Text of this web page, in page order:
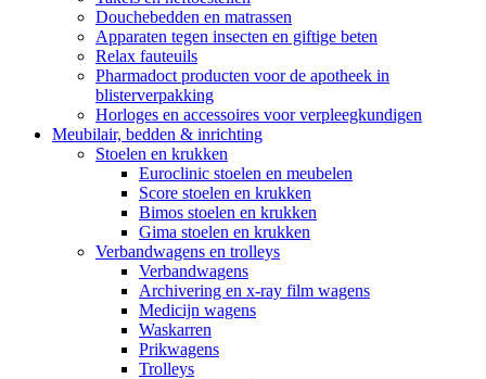
Douchebedden en matrassen
Apparaten tegen insecten en giftige beten
Relax fauteuils
Pharmadoct producten voor de apotheek in
blisterverpakking
Horloges en accessoires voor verpleegkundigen
Meubilair, bedden & inrichting
Stoelen en krukken
Euroclinic stoelen en meubelen
Score stoelen en krukken
Bimos stoelen en krukken
Gima stoelen en krukken
Verbandwagens en trolleys
Verbandwagens
Archivering en x-ray film wagens
Medicijn wagens
Waskarren
Prikwagens
Trolleys